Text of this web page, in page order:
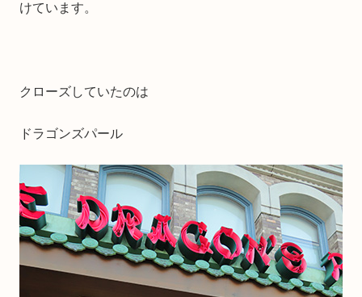
けています。
クローズしていたのは
ドラゴンズパール